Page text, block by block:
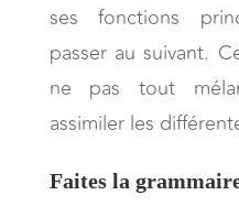
ses fonctions
passer au suivant.
ne pas tout
assimiler les
Faites la